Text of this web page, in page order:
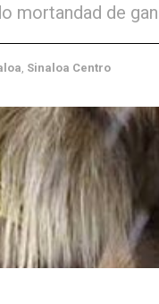
mortandad de
en Sinaloa ,Sinaloa